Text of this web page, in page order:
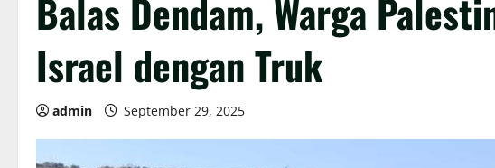
Balas Dendam, Warga
Israel dengan Truk
admin September 29, 2025